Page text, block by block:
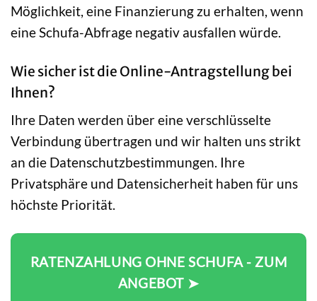
Möglichkeit, eine Finanzierung zu erhalten, wenn
eine Schufa-Abfrage negativ ausfallen würde.
Wie sicher ist die Online-Antragstellung bei
Ihnen?
Ihre Daten werden über eine verschlüsselte
Verbindung übertragen und wir halten uns strikt
an die Datenschutzbestimmungen. Ihre
Privatsphäre und Datensicherheit haben für uns
höchste Priorität.
RATENZAHLUNG OHNE SCHUFA - ZUM
ANGEBOT ➤